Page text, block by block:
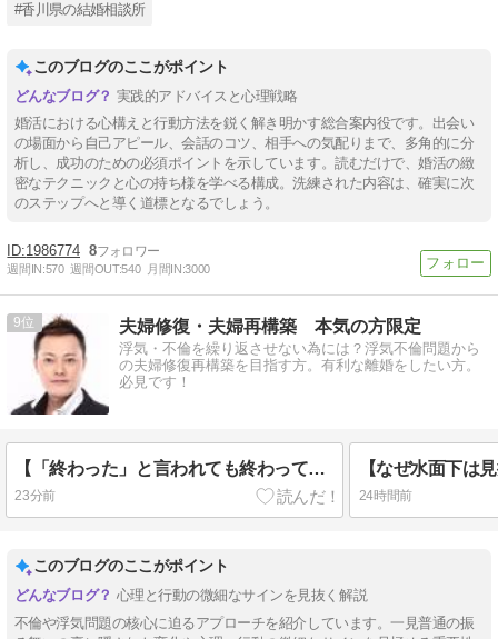
#香川県の結婚相談所
このブログのここがポイント
実践的アドバイスと心理戦略
婚活における心構えと行動方法を鋭く解き明かす総合案内役です。出会い
の場面から自己アピール、会話のコツ、相手への気配りまで、多角的に分
析し、成功のための必須ポイントを示しています。読むだけで、婚活の緻
密なテクニックと心の持ち様を学べる構成。洗練された内容は、確実に次
のステップへと導く道標となるでしょう。
1986774 8
週間IN:570 週間OUT:540 月間IN:3000
9 夫婦修復・夫婦再構築 本気の方限定
浮気・不倫を繰り返させない為には？浮気不倫問題から
の夫婦修復再構築を目指す方。有利な離婚をしたい方。
必見です！
【「終わった」と言われても終わっていないのが不倫です】
23分前
【なぜ水面下は
24時間前
このブログのここがポイント
心理と行動の微細なサインを見抜く解説
不倫や浮気問題の核心に迫るアプローチを紹介しています。一見普通の振